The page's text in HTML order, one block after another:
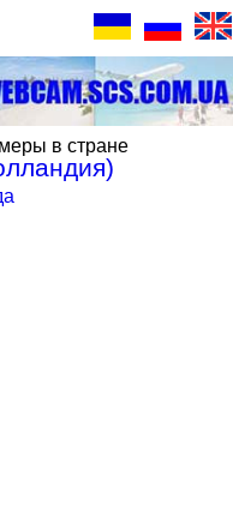
в стране